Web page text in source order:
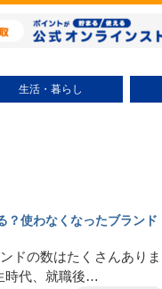
生活・暮らし
？使わなくなったブランド
ドの数はたくさんありま
時代、就職後…